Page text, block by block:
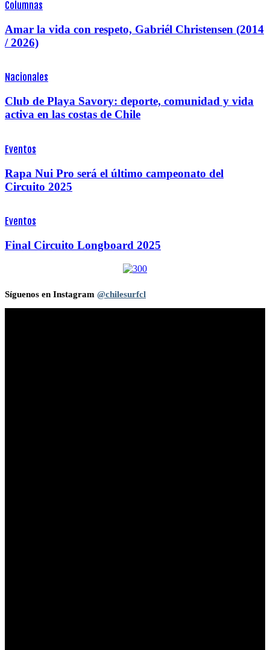
Columnas
Amar la vida con respeto, Gabriél Christensen (2014
/ 2026)
Nacionales
Club de Playa Savory: deporte, comunidad y vida
activa en las costas de Chile
Eventos
Rapa Nui Pro será el último campeonato del
Circuito 2025
Eventos
Final Circuito Longboard 2025
Síguenos en Instagram @chilesurfcl